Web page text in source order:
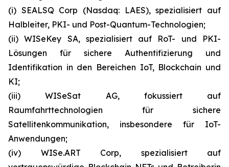
(i) SEALSQ Corp (Nasdaq: LAES), spezialisiert auf
Halbleiter, PKI- und Post-Quantum-Technologien;
(ii) WISeKey SA, spezialisiert auf RoT- und PKI-
Lösungen für sichere Authentifizierung und
Identifikation in den Bereichen IoT, Blockchain und
KI;
(iii) WISeSat AG, fokussiert auf
Raumfahrttechnologien für sichere
Satellitenkommunikation, insbesondere für IoT-
Anwendungen;
(iv) WISe.ART Corp, spezialisiert auf